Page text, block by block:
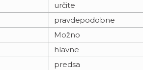
určite
pravdepodobne
Možno
hlavne
predsa